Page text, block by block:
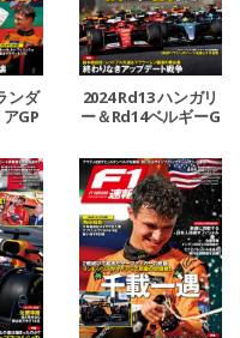
ンダ
GP
2024 Rd13 ハンガリ
ー＆Rd14ベルギーG